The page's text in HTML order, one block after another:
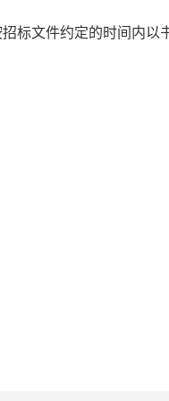
标文件约定的时间内以